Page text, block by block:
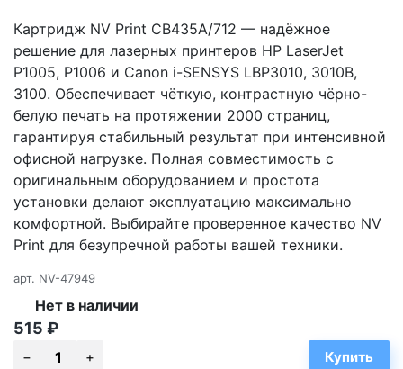
Картридж NV Print CB435A/712 — надёжное
решение для лазерных принтеров HP LaserJet
P1005, P1006 и Canon i-SENSYS LBP3010, 3010B,
3100. Обеспечивает чёткую, контрастную чёрно-
белую печать на протяжении 2000 страниц,
гарантируя стабильный результат при интенсивной
офисной нагрузке. Полная совместимость с
оригинальным оборудованием и простота
установки делают эксплуатацию максимально
комфортной. Выбирайте проверенное качество NV
Print для безупречной работы вашей техники.
арт. NV-47949
Нет в наличии
515 ₽